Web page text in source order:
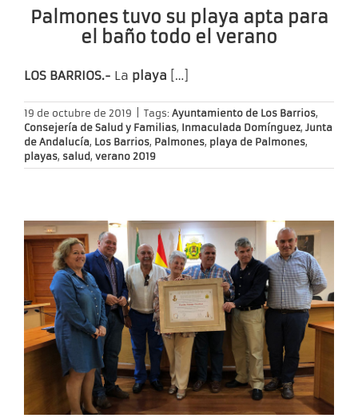
Palmones tuvo su playa apta para
el baño todo el verano
LOS BARRIOS.- La playa […]
19 de octubre de 2019 Tags: Ayuntamiento de Los Barrios,
Consejería de Salud y Familias, Inmaculada Domínguez, Junta
de Andalucía, Los Barrios, Palmones, playa de Palmones,
playas, salud, verano 2019